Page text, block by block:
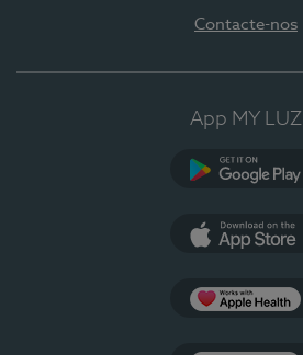
Contacte-nos
App MY LUZ